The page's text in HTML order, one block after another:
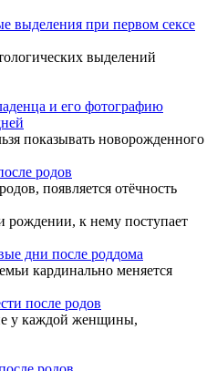
выделения при первом сексе
выделений
и его фотографию
показывать новорожденного
родов
появляется отёчность
рождении, к нему поступает
дни после роддома
кардинально меняется
после родов
у каждой женщины,